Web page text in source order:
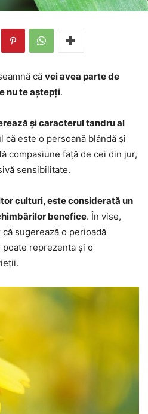
că vei avea parte de
nu te aștepți.
și caracterul tandru al
că este o persoană blândă și
compasiune față de cei din jur,
sensibilitate.
culturi, este considerată un
benefice. În vise,
sugerează o perioadă
reprezenta și o